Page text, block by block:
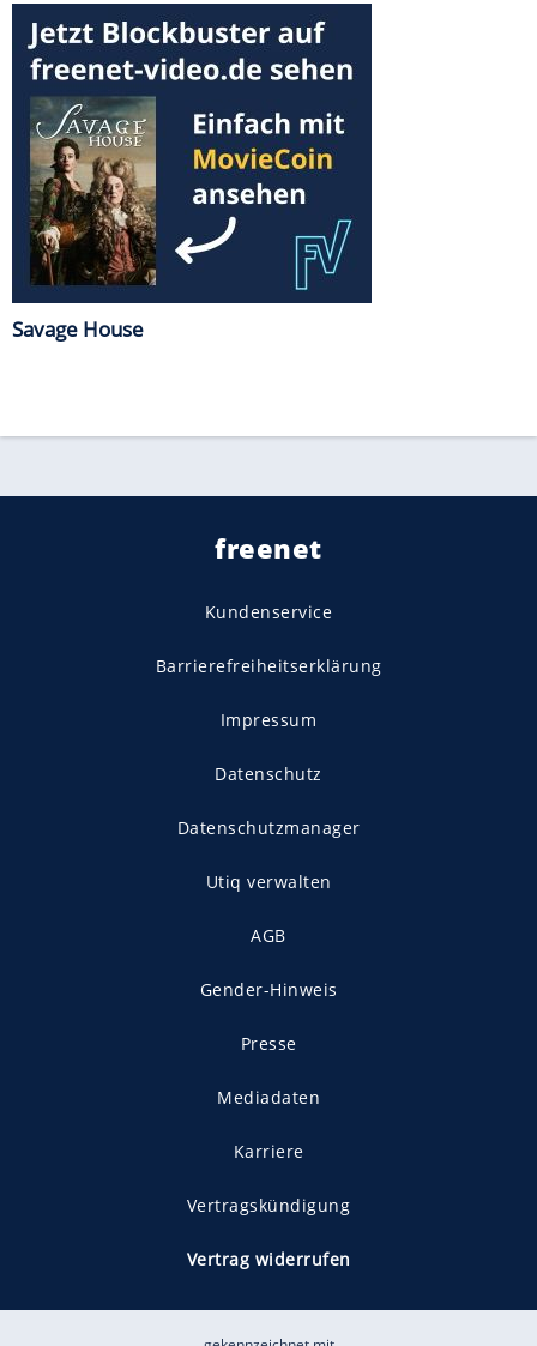
Savage House
freenet
Kundenservice
Barrierefreiheitserklärung
Impressum
Datenschutz
Datenschutzmanager
Utiq verwalten
AGB
Gender-Hinweis
Presse
Mediadaten
Karriere
Vertragskündigung
Vertrag widerrufen